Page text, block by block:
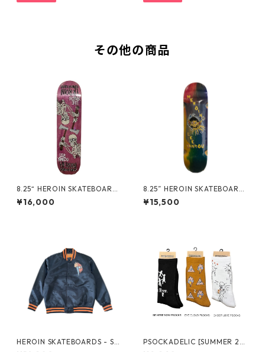
その他の商品
8.25“ HEROIN SKATEBOARD
S - LEE YANKOU AXE SKELET
ONS SYM -
¥16,000
8.25” HEROIN SKATEBOARD
S - “IMP INVADER” LEE YANK
OU” -
¥15,500
HEROIN SKATEBOARDS - SH
PSOCKADELIC [SUMMER 20